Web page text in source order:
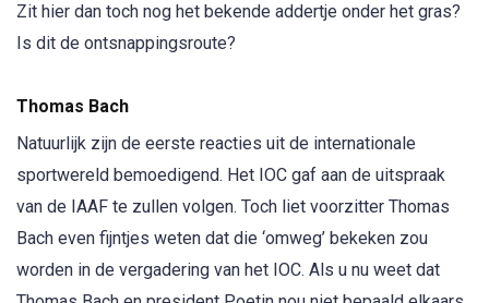
Zit hier dan toch nog het bekende addertje onder het gras?
Is dit de ontsnappingsroute?
Thomas Bach
Natuurlijk zijn de eerste reacties uit de internationale
sportwereld bemoedigend. Het IOC gaf aan de uitspraak
van de IAAF te zullen volgen. Toch liet voorzitter Thomas
Bach even fijntjes weten dat die ‘omweg’ bekeken zou
worden in de vergadering van het IOC. Als u nu weet dat